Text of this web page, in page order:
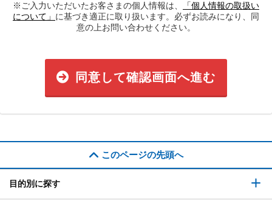
※ご入力いただいたお客さまの個人情報は、
「個人情報の取扱い
について」 に基づき適正に取り扱います。必ずお読みになり、同
意の上お問い合わせください。
同意して確認画面へ進む
このページの先頭へ
目的別に探す